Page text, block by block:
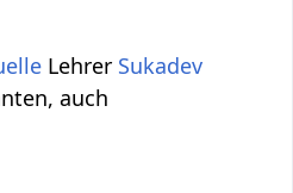
Lehrer Sukadev
auch